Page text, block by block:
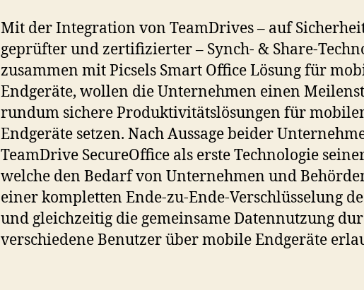
Mit der Integration von TeamDrives – auf
geprüfter und zertifizierter – Synch- & Share-
zusammen mit Picsels Smart Office Lösung für
Endgeräte, wollen die Unternehmen einen
rundum sichere Produktivitätslösungen für
Endgeräte setzen. Nach Aussage beider
TeamDrive SecureOffice als erste Technologie
welche den Bedarf von Unternehmen und
einer kompletten Ende-zu-Ende-Verschlüsselung
und gleichzeitig die gemeinsame Datennutzung
verschiedene Benutzer über mobile Endgeräte